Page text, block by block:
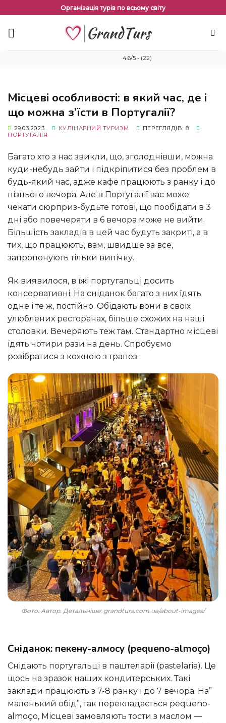
змісту
Організація турів по всьому світу
4.6/5 - (22)
Місцеві особливості: в який час, де і
що можна з’їсти в Португалії?
29.03.2023 КУЛІНАРНИЙ ТУРИЗМ
ПЕРЕГЛЯДІВ: 8
ПОРТУГАЛІЯ
Багато хто з нас звикли, що, зголоднівши, можна
куди-небудь зайти і підкріпитися без проблем в
будь-який час, адже кафе працюють з ранку і до
пізнього вечора. Але в Португалії вас може
чекати сюрприз-будьте готові, що пообідати в 3
дні або повечеряти в 6 вечора може не вийти.
Більшість закладів в цей час будуть закриті, а в
тих, що працюють, вам, швидше за все,
запропонують тільки випічку.
Як виявилося, в їжі португальці досить
консервативні. На сніданок багато з них їдять
одне і те ж, постійно. Обідають вони в своїх
улюблених ресторанах, більше схожих на наші
столовки. Вечеряють теж там. Стандартно місцеві
їдять чотири рази на день. Спробуємо
розібратися з кожною з трапез.
Фото: Автор. Детальніше: grandturs.com.ua/about-images/
Сніданок: пекену-алмосу (pequeno-almoço)
Снідають португальці в паштеларії (pastelaria). Це
щось на зразок наших кондитерських. Такі
заклади працюють з 7-8 ранку і до 7 вечора. На”
маленький обід”, так перекладається pequeno-
almoço, Місцеві замовляють тости з маслом —